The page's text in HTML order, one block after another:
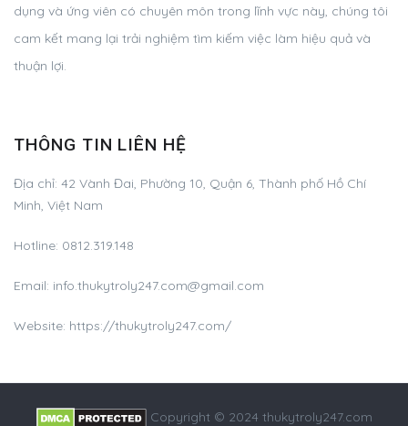
dụng và ứng viên có chuyên môn trong lĩnh vực này, chúng tôi
cam kết mang lại trải nghiệm tìm kiếm việc làm hiệu quả và
thuận lợi.
THÔNG TIN LIÊN HỆ
Địa chỉ: 42 Vành Đai, Phường 10, Quận 6, Thành phố Hồ Chí
Minh, Việt Nam
Hotline: 0812.319.148
Email: info.thukytroly247.com@gmail.com
Website: https://thukytroly247.com/
Copyright © 2024 thukytroly247.com